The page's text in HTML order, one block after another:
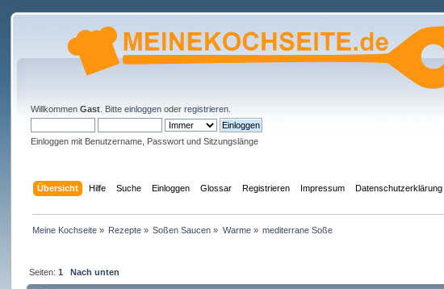
WillkommenGast . Bitteeinloggen oderregistrieren
Einloggen mit Benutzername, Passwort und Sitzungslänge
Übersicht Hilfe Suche Einloggen Glossar Registrieren Impressum Datenschutzerklärung
Meine Kochseite» Rezepte » Soßen Saucen » Warme» mediterrane Soße
Seiten: 1 Nach unten